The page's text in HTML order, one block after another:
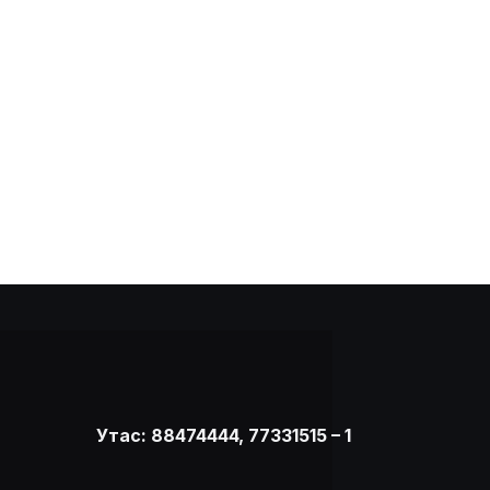
Утас: 88474444, 77331515 – 1